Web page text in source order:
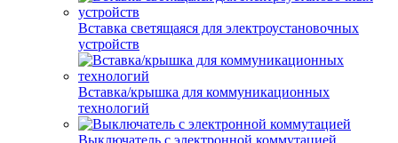
Вставка светящаяся для электроустановочных
устройств
Вставка/крышка для коммуникационных
технологий
Выключатель с электронной коммутацией